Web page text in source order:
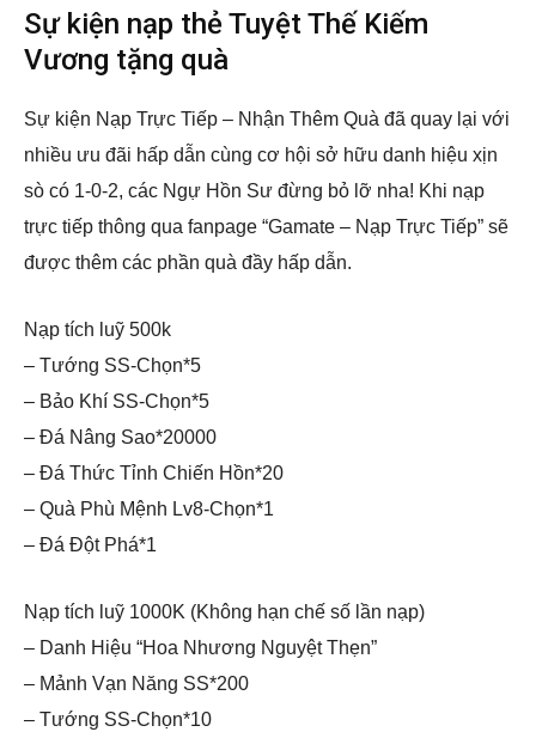
Sự kiện nạp thẻ Tuyệt Thế Kiếm
Vương tặng quà
Sự kiện Nạp Trực Tiếp – Nhận Thêm Quà đã quay lại với
nhiều ưu đãi hấp dẫn cùng cơ hội sở hữu danh hiệu xịn
sò có 1-0-2, các Ngự Hồn Sư đừng bỏ lỡ nha! Khi nạp
trực tiếp thông qua fanpage “Gamate – Nạp Trực Tiếp” sẽ
được thêm các phần quà đầy hấp dẫn.
Nạp tích luỹ 500k
– Tướng SS-Chọn*5
– Bảo Khí SS-Chọn*5
– Đá Nâng Sao*20000
– Đá Thức Tỉnh Chiến Hồn*20
– Quà Phù Mệnh Lv8-Chọn*1
– Đá Đột Phá*1
Nạp tích luỹ 1000K (Không hạn chế số lần nạp)
– Danh Hiệu “Hoa Nhương Nguyệt Thẹn”
– Mảnh Vạn Năng SS*200
– Tướng SS-Chọn*10